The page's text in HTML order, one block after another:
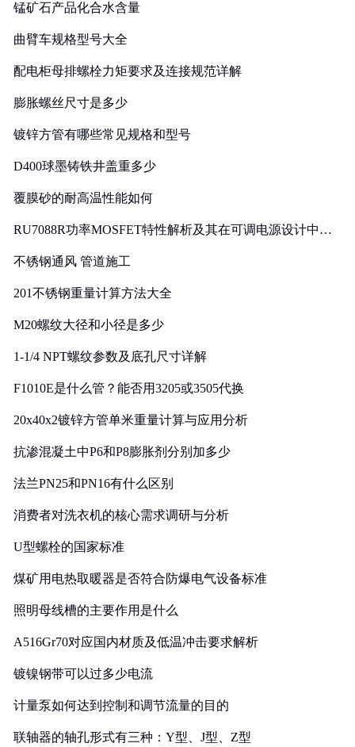
锰矿石产品化合水含量
曲臂车规格型号大全
配电柜母排螺栓力矩要求及连接规范详解
膨胀螺丝尺寸是多少
镀锌方管有哪些常见规格和型号
D400球墨铸铁井盖重多少
覆膜砂的耐高温性能如何
RU7088R功率MOSFET特性解析及其在可调电源设计中的
不锈钢通风 管道施工
201不锈钢重量计算方法大全
M20螺纹大径和小径是多少
1-1/4 NPT螺纹参数及底孔尺寸详解
F1010E是什么管？能否用3205或3505代换
20x40x2镀锌方管单米重量计算与应用分析
抗渗混凝土中P6和P8膨胀剂分别加多少
法兰PN25和PN16有什么区别
消费者对洗衣机的核心需求调研与分析
U型螺栓的国家标准
煤矿用电热取暖器是否符合防爆电气设备标准
照明母线槽的主要作用是什么
A516Gr70对应国内材质及低温冲击要求解析
镀镍钢带可以过多少电流
计量泵如何达到控制和调节流量的目的
联轴器的轴孔形式有三种：Y型、J型、Z型